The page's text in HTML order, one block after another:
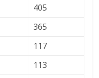
405
365
117
113